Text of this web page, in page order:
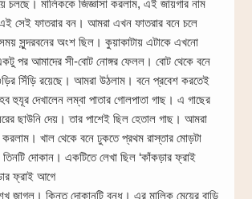
চলছে। মালিককে জিজ্ঞাসা করলাম, এই জায়গার নাম
সেই ফাতরার বন। আমরা এখন ফাতরার বনে চলে
সুন্দরবনের অংশ ছিল। কুয়াকাটায় এটাকে এখনো
পর আমাদের সী-বোট নোঙ্গর ফেলল। বোট থেকে বনে
সিঁড়ি রয়েছে। আমরা উঠলাম। বনে প্রবেশ করতেই
হুযূর দেখালেন লম্বা পাতার গোলপাতা গাছ। এ গাছের
ছাউনি দেয়। তার পাশেই ছিল হেতাল গাছ। আমরা
করলাম। খাল থেকে বনে ঢুকতে প্রথম রাস্তার মোড়টা
তিনটি দোকান। একটিতে লেখা ছিল ‘কাঁকড়ার ফ্রাই
ফ্রাই আগে
শখ জাগল। কিন্তু দোকানটি বন্ধ। এর মালিক মেয়ের বাড়ি